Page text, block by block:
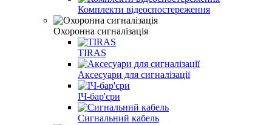
Комплекти відеоспостереження
Охоронна сигналізація
TIRAS
Аксесуари для сигналізації
ІЧ-бар'єри
Сигнальний кабель